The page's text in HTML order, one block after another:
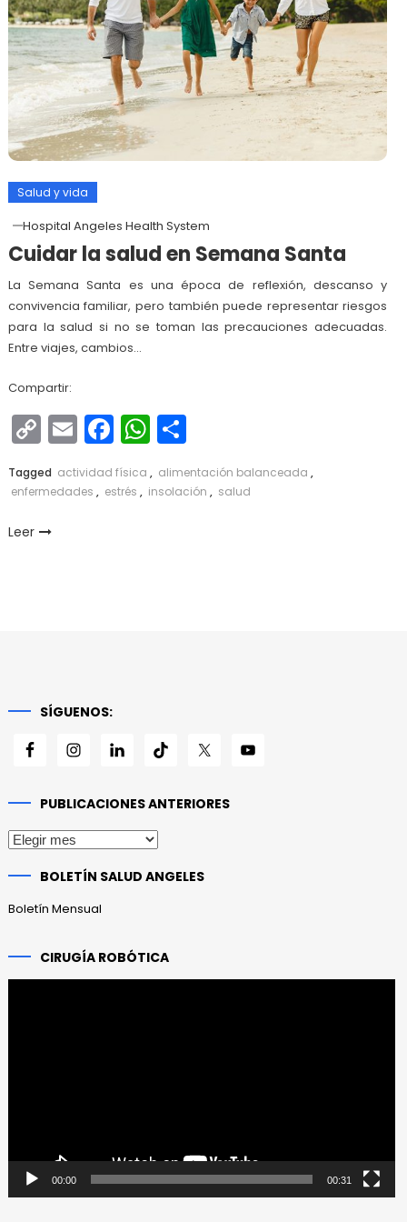
Salud y vida
Hospital Angeles Health System
Cuidar la salud en Semana Santa
La Semana Santa es una época de reflexión, descanso y
convivencia familiar, pero también puede representar riesgos
para la salud si no se toman las precauciones adecuadas.
Entre viajes, cambios…
Compartir:
Copy
Link
EmailFacebook
WhatsApp
Compartir
Tagged actividad física , alimentación balanceada ,
enfermedades , estrés , insolación , salud
Leer
SÍGUENOS:
PUBLICACIONES ANTERIORES
Publicaciones
BOLETÍN SALUD ANGELES
Boletín Mensual
CIRUGÍA ROBÓTICA
00:00 00:31